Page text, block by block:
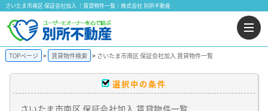
さいたま市南区 保証会社加入 ｜賃貸物件一覧｜株式会社 別所不動産
TOPページ 賃貸物件検索 さいたま市南区 保証会社加入 賃貸物件一覧
選択中の条件
さいたま市南区 保証会社加入 賃貸物件一覧